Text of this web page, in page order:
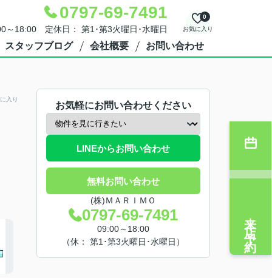
0797-69-7491
～18:00 定休日： 第1･第3火曜日･水曜日 お気に入り
0
スタッフブログ 会社概要 お問い合わせ
入り
お気軽にお問い合わせください
LINEからお問い合わせ
無料お問い合わせ
(株)ＭＡＲＩＭＯ
0797-69-7491
09:00～18:00
（休： 第1･第3火曜日･水曜日）
来店予約